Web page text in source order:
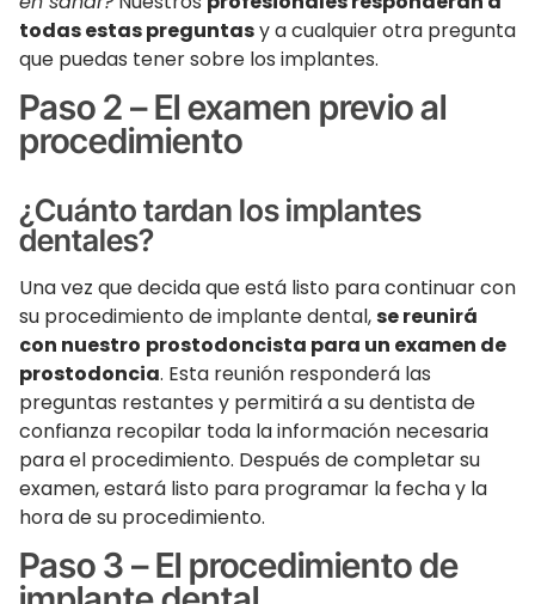
todas estas preguntasy a cualquier otra pregunta
que puedas tener sobre los implantes.
Paso 2 – El examen previo al
procedimiento
¿Cuánto tardan los implantes
dentales?
Una vez que decida que está listo para continuar con
su procedimiento de implante dental,se reunirá
con nuestro prostodoncista para un examen de
prostodoncia. Esta reunión responderá las
preguntas restantes y permitirá a su dentista de
confianza recopilar toda la información necesaria
para el procedimiento. Después de completar su
examen, estará listo para programar la fecha y la
hora de su procedimiento.
Paso 3 – El procedimiento de